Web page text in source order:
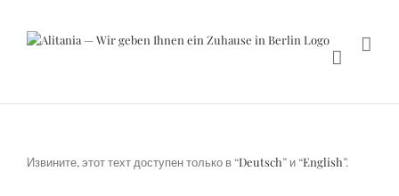
content
Извините, этот техт доступен только в “Deutsch” и “English”.